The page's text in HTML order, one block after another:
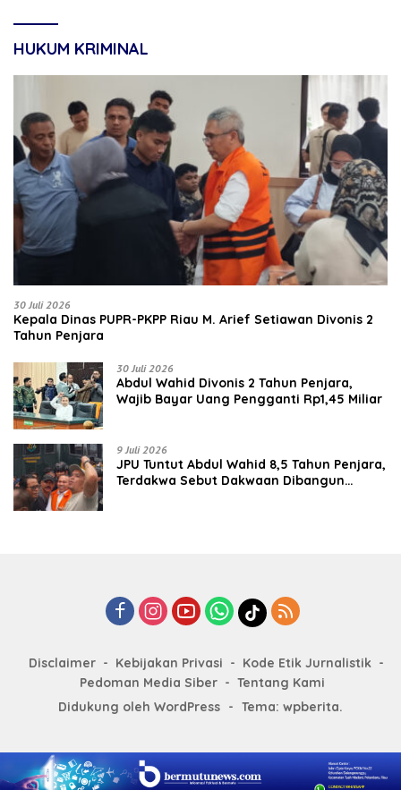
HUKUM KRIMINAL
30 Juli 2026
Kepala Dinas PUPR-PKPP Riau M. Arief Setiawan Divonis 2
Tahun Penjara
30 Juli 2026
‎‎Abdul Wahid Divonis 2 Tahun Penjara,
Wajib Bayar Uang Pengganti Rp1,45 Miliar
9 Juli 2026
JPU Tuntut Abdul Wahid 8,5 Tahun Penjara,
Terdakwa Sebut Dakwaan Dibangun
Disclaimer Kebijakan Privasi
Kode Etik Jurnalistik
Pedoman Media Siber
Tentang Kami
Didukung oleh WordPress - Tema: wpberita.